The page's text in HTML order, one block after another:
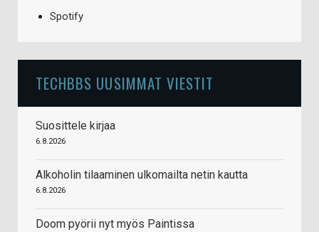
Spotify
TECHBBS UUSIMMAT VIESTIT
Suosittele kirjaa
6.8.2026
Alkoholin tilaaminen ulkomailta netin kautta
6.8.2026
Doom pyörii nyt myös Paintissa